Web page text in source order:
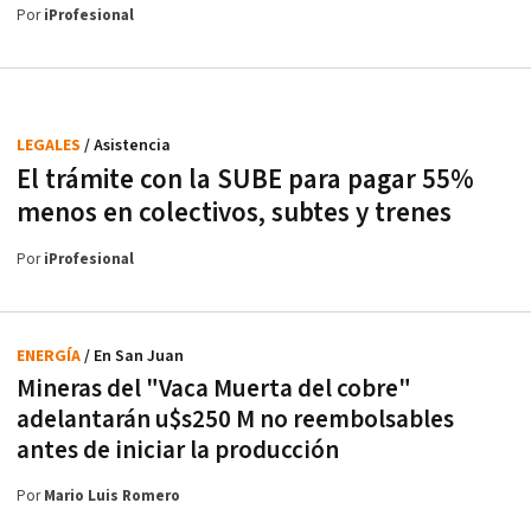
PoriProfesional
El trámite con la SUBE para pagar 55%
menos en colectivos, subtes y trenes
LEGALES / Asistencia
PoriProfesional
Mineras del "Vaca Muerta del cobre"
adelantarán u$s250 M no reembolsables
antes de iniciar la producción
ENERGÍA/ En San Juan
PorMario Luis Romero